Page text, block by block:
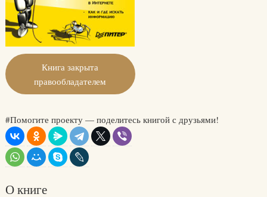
Книга закрыта
правообладателем
#Помогите проекту — поделитесь книгой с друзьями!
О книге